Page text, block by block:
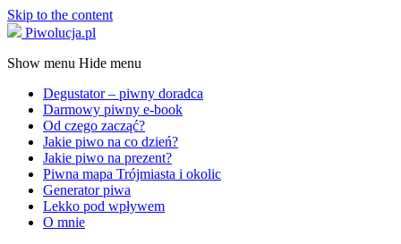
Skip to the content
Piwolucja.pl
Show menu Hide menu
Degustator – piwny doradca
Darmowy piwny e-book
Od czego zacząć?
Jakie piwo na co dzień?
Jakie piwo na prezent?
Piwna mapa Trójmiasta i okolic
Generator piwa
Lekko pod wpływem
O mnie